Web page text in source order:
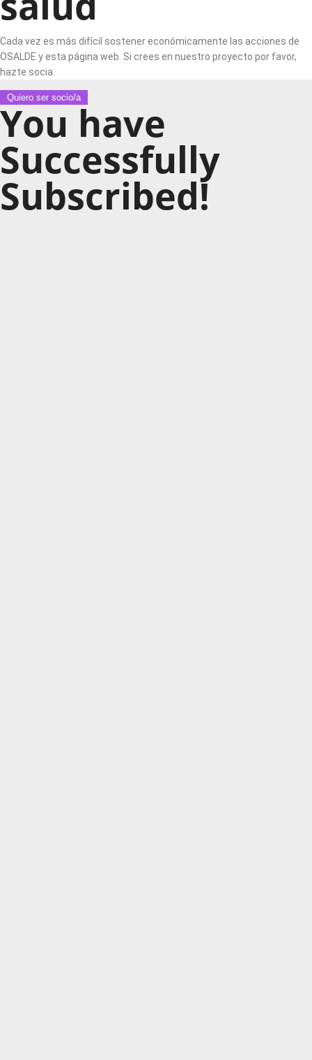
Cada vez es más difícil sostener económicamente las acciones de
OSALDE y esta página web. Si crees en nuestro proyecto por favor,
hazte socia.
Quiero ser socio/a
You have
Successfully
Subscribed!